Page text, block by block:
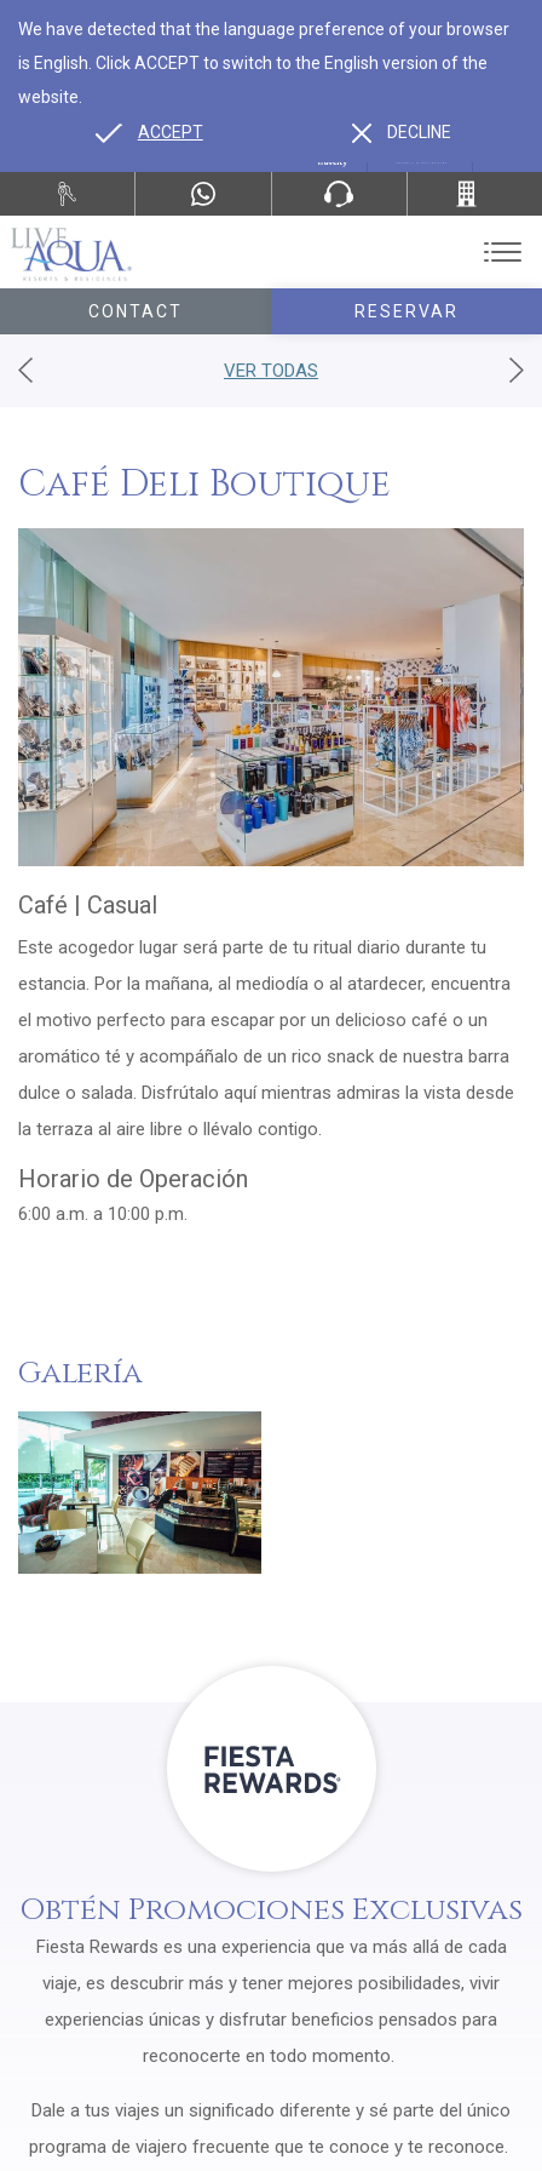
CONTACT RESERVAR
We have detected that the language preference of your browser
is English. Click ACCEPT to switch to the English version of the
website.
ACCEPT
DECLINE
VER TODAS
Café Deli Boutique
Café | Casual
Este acogedor lugar será parte de tu ritual diario durante tu
estancia. Por la mañana, al mediodía o al atardecer, encuentra
el motivo perfecto para escapar por un delicioso café o un
aromático té y acompáñalo de un rico snack de nuestra barra
dulce o salada. Disfrútalo aquí mientras admiras la vista desde
la terraza al aire libre o llévalo contigo.
Horario de Operación
6:00 a.m. a 10:00 p.m.
Galería
Obtén Promociones Exclusivas
Fiesta Rewards es una experiencia que va más allá de cada
viaje, es descubrir más y tener mejores posibilidades, vivir
experiencias únicas y disfrutar beneficios pensados para
reconocerte en todo momento.
Dale a tus viajes un significado diferente y sé parte del único
programa de viajero frecuente que te conoce y te reconoce.